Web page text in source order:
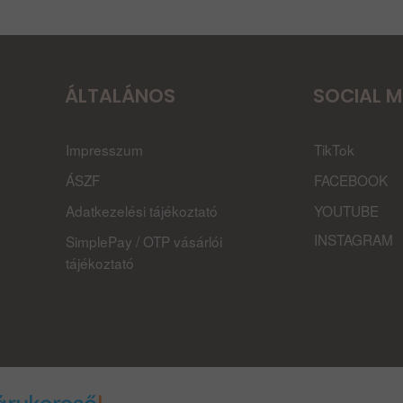
ÁLTALÁNOS
Impresszum
ÁSZF
Adatkezelési tájékoztató
SimplePay / OTP vásárlói
tájékoztató
SOCIAL
TikTok
FACEBOOK
YOUTUBE
INSTAGRAM